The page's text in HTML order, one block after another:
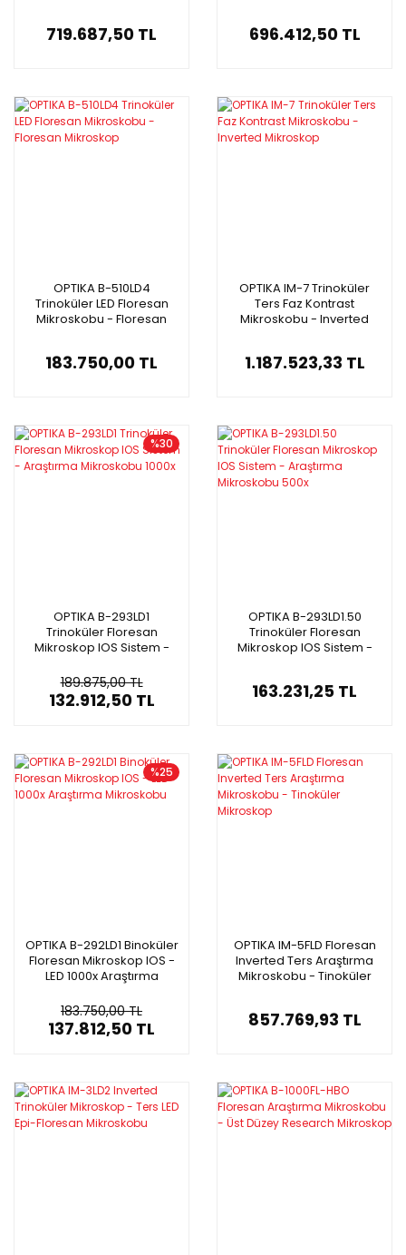
719.687,50 TL 696.412,50 TL
OPTIKA B-510LD4
Trinoküler LED Floresan
Mikroskobu - Floresan
183.750,00 TL
OPTIKA IM-7 Trinoküler
Ters Faz Kontrast
Mikroskobu - Inverted
1.187.523,33 TL
%30
OPTIKA B-293LD1
Trinoküler Floresan
Mikroskop IOS Sistem -
1000x
189.875,00 TL
132.912,50 TL
OPTIKA B-293LD1.50
Trinoküler Floresan
Mikroskop IOS Sistem -
163.231,25 TL
%25
OPTIKA B-292LD1 Binoküler
Floresan Mikroskop IOS -
LED 1000x Araştırma
183.750,00 TL
137.812,50 TL
OPTIKA IM-5FLD Floresan
Inverted Ters Araştırma
Mikroskobu - Tinoküler
857.769,93 TL